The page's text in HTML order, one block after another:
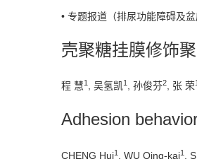
• 专题报道（排尿功能障碍及
壳聚糖挂膜修饰
程 慧1 , 吴氢凯1 , 孙俊芬2, 张 荣1
Adhesion
CHENG Hui1 , WU Qing-kai1 ,